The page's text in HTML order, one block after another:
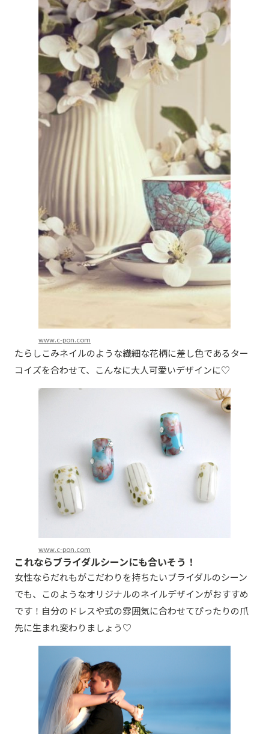
www.c-pon.com
たらしこみネイルのような繊細な花柄に差し色であるター
コイズを合わせて、こんなに大人可愛いデザインに♡
www.c-pon.com
これならブライダルシーンにも合いそう！
女性ならだれもがこだわりを持ちたいブライダルのシーン
でも、このようなオリジナルのネイルデザインがおすすめ
です！自分のドレスや式の雰囲気に合わせてぴったりの爪
先に生まれ変わりましょう♡